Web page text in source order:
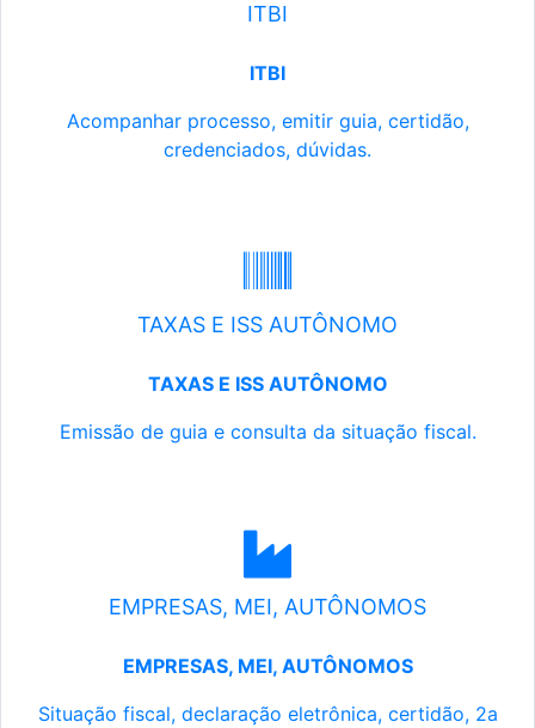
ITBI
ITBI
Acompanhar processo, emitir guia, certidão,
credenciados, dúvidas.
TAXAS E ISS AUTÔNOMO
TAXAS E ISS AUTÔNOMO
Emissão de guia e consulta da situação fiscal.
EMPRESAS, MEI, AUTÔNOMOS
EMPRESAS, MEI, AUTÔNOMOS
Situação fiscal, declaração eletrônica, certidão, 2a